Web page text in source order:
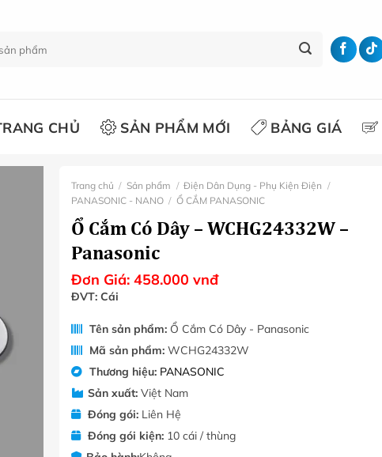
CHỦ SẢN PHẨM MỚI BẢNG GIÁ
Trang chủ / Sản phẩm / Điện Dân Dụng - Phụ Kiện Điện /
PANASONIC - NANO / Ổ CẮM PANASONIC
Ổ Cắm Có Dây – WCHG24332W –
Panasonic
Đơn Giá: 458.000 vnđ
ĐVT: Cái
Tên sản phẩm:Ổ Cắm Có Dây - Panasonic
Mã sản phẩm:WCHG24332W
Thương hiệu: PANASONIC
Sản xuất:Việt Nam
Đóng gói:Liên Hệ
Đóng gói kiện:10 cái / thùng